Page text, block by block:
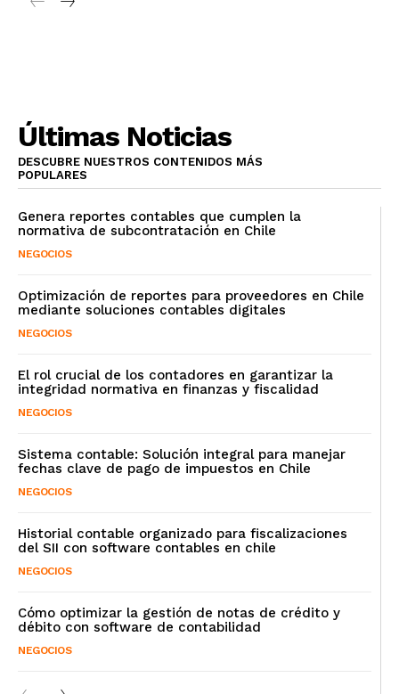
Últimas Noticias
DESCUBRE NUESTROS CONTENIDOS MÁS
POPULARES
Genera reportes contables que cumplen la
normativa de subcontratación en Chile
NEGOCIOS
Optimización de reportes para proveedores en Chile
mediante soluciones contables digitales
NEGOCIOS
El rol crucial de los contadores en garantizar la
integridad normativa en finanzas y fiscalidad
NEGOCIOS
Sistema contable: Solución integral para manejar
fechas clave de pago de impuestos en Chile
NEGOCIOS
Historial contable organizado para fiscalizaciones
del SII con software contables en chile
NEGOCIOS
Cómo optimizar la gestión de notas de crédito y
débito con software de contabilidad
NEGOCIOS